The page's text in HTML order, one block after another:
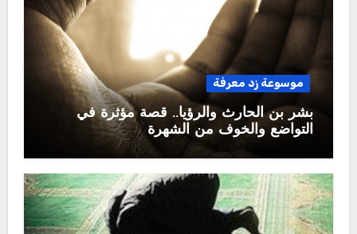
موسوعة زد معرفة
بشر بن الحارث والرؤيا.. قصة مؤثرة في
التواضع والخوف من الشهرة